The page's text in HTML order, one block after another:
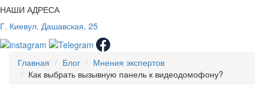
НАШИ АДРЕСА
Г. Киевул. Дашавская, 25
Главная Блог
Мнения экспертов
Как выбрать вызывную панель к видеодомофону?